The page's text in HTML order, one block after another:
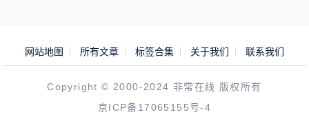
网站地图 所有文章 标签合集 关于我们 联系我们
Copyright © 2000-2024 非常在线 版权所有
京ICP备17065155号-4